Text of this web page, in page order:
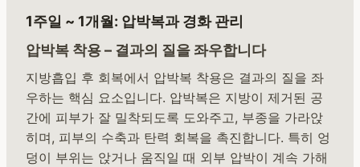
1주일 ~ 1개월: 압박복과 경화 관리
압박복 착용 – 결과의 질을 좌우합니다
지방흡입 후 회복에서 압박복 착용은 결과의 질을 좌
우하는 핵심 요소입니다. 압박복은 지방이 제거된 공
간에 피부가 잘 밀착되도록 도와주고, 부종을 가라앉
히며, 피부의 수축과 탄력 회복을 촉진합니다. 특히 엉
덩이 부위는 앉거나 움직일 때 외부 압박이 계속 가해